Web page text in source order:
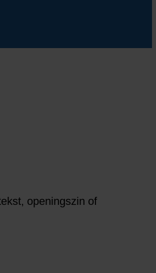
openingszin of